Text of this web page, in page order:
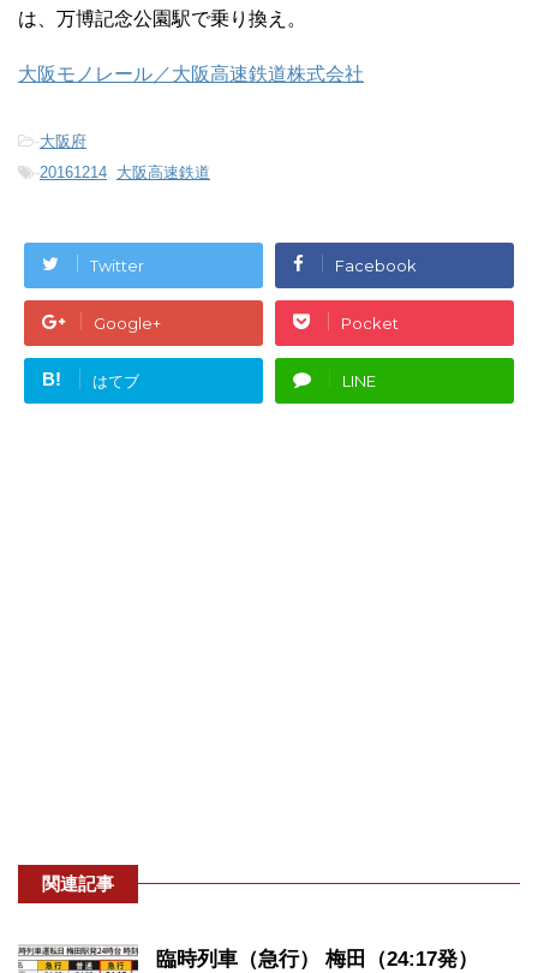
は、万博記念公園駅で乗り換え。
大阪モノレール／大阪高速鉄道株式会社
-大阪府
-20161214, 大阪高速鉄道
Twitter Facebook
Google+ Pocket
B! はてブ LINE
関連記事
臨時列車（急行） 梅田（24:17発）